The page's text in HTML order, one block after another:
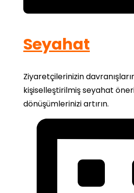
Seyahat
Ziyaretçilerinizin
kişiselleştirilmiş seyahat
dönüşümlerinizi artırın.